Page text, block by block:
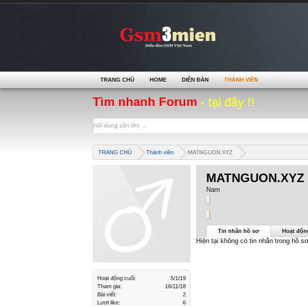
Tìm nhanh Forum - tại đây !!
TRANG CHỦ Thành viên MATNGUON.XYZ
Hoạt động cuối:
5/1/19
Tham gia:
16/11/18
Bài viết:
2
Lượt like:
6
MATNGUON.XYZ
Nam
MATNGUON.XYZ được nhìn thấy lần
Tin nhắn hồ sơ Hoạt
Hiện tại không có tin nhắn trong hồ
TRANG CHỦ HOME DIỄN ĐÀN THÀNH VIÊN